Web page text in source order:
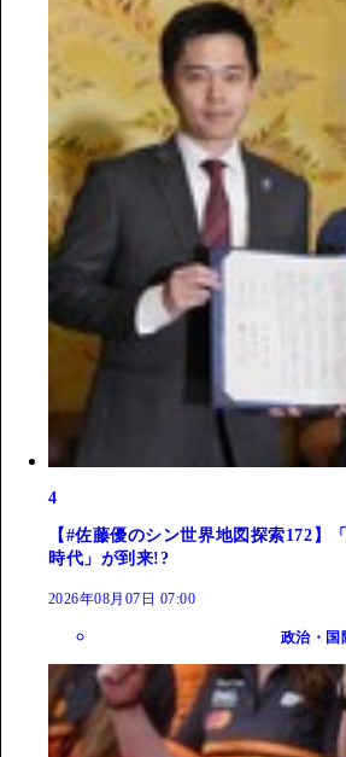
4
【#佐藤優のシン世界地図探索172】
時代」が到来!?
2026年08月07日 07:00
政治・国